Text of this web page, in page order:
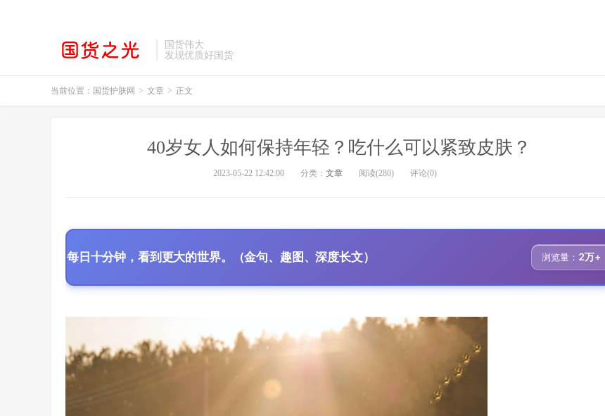
国货伟大
发现优质好国货
当前位置： 国货护肤网 > 文章 > 正文
40岁女人如何保持年轻？吃什么可以紧致皮肤？
2023-05-22 12:42:00 分类： 文章 阅读(280) 评论(0)
每日十分钟，看到更大的世界。（金句、趣图、深度长文） 浏览量： 2万+